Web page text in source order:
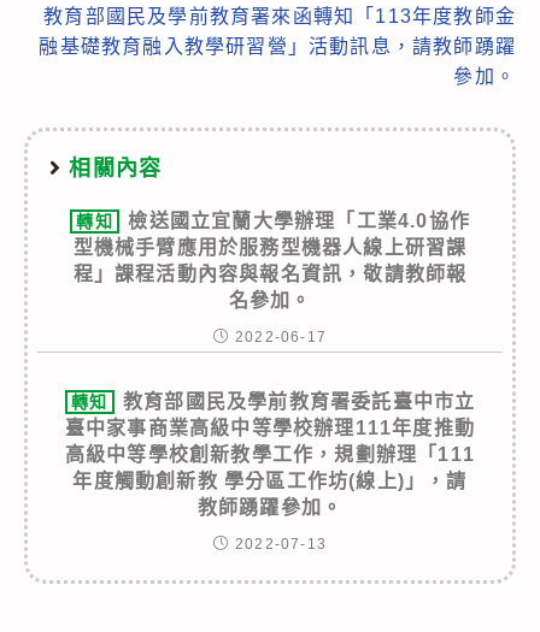
教育部國民及學前教育署來函轉知「113年度教師金
融基礎教育融入教學研習營」活動訊息，請教師踴躍
參加。
相關內容
轉知
檢送國立宜蘭大學辦理「工業4.0協作
型機械手臂應用於服務型機器人線上研習課
程」課程活動內容與報名資訊，敬請教師報
名參加。
2022-06-17
轉知
教育部國民及學前教育署委託臺中市立
臺中家事商業高級中等學校辦理111年度推動
高級中等學校創新教學工作，規劃辦理「111
年度觸動創新教 學分區工作坊(線上)」，請
教師踴躍參加。
2022-07-13